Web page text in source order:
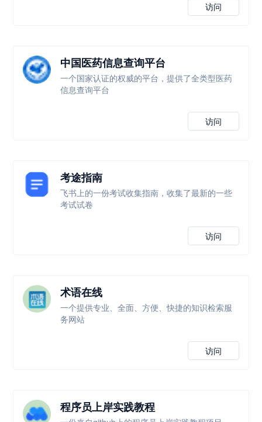
访问
中国医药信息查询平台
一个国家认证的权威的平台，提供了全类型医药
信息查询平台
访问
考途指南
飞书上的一份考试收集指南，收集了最新的一些
考试试卷
访问
术语在线
一个提供专业、全面、方便、快捷的知识检索服
务网站
访问
程序员上岸实践教程